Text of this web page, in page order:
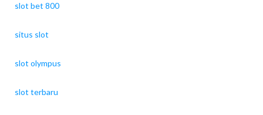
slot bet 800
situs slot
slot olympus
slot terbaru